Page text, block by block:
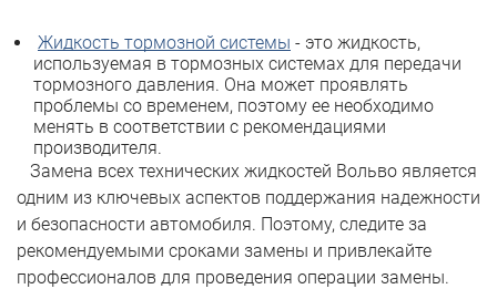
Жидкость тормозной системы - это жидкость,
используемая в тормозных системах для передачи
тормозного давления. Она может проявлять
проблемы со временем, поэтому ее необходимо
менять в соответствии с рекомендациями
производителя.
Замена всех технических жидкостей Вольво является
одним из ключевых аспектов поддержания надежности
и безопасности автомобиля. Поэтому, следите за
рекомендуемыми сроками замены и привлекайте
профессионалов для проведения операции замены.